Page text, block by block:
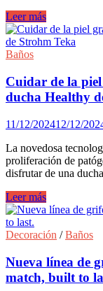
Transforma
tu
ducha
en
oasis
de
relajación.
Leer más
Baños
Cuidar de la
ducha Healthy
11/12/202412/12/
La novedosa
proliferación de
disfrutar de una
Cuidar
de
la
piel
al
sistema
patentado
Leer más
Decoración /Baños
Nueva línea de
match, built to